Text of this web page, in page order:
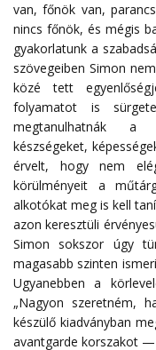
van, főnök van,
nincs főnök, és mégis
gyakorlatunk a
szövegeiben Simon
közé tett
folyamatot is
megtanulhatnák a
készségeket,
érvelt, hogy nem
körülményeit a
alkotókat meg is kell
azon keresztüli
Simon sokszor úgy
magasabb szinten
Ugyanebben a
„Nagyon szeretném,
készülő kiadványban
avantgarde korszakot